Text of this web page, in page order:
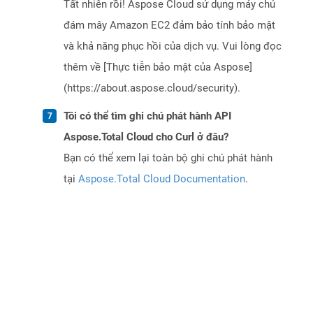
Tất nhiên rồi! Aspose Cloud sử dụng máy chủ
đám mây Amazon EC2 đảm bảo tính bảo mật
và khả năng phục hồi của dịch vụ. Vui lòng đọc
thêm về [Thực tiễn bảo mật của Aspose]
(https://about.aspose.cloud/security).
Tôi có thể tìm ghi chú phát hành API
Aspose.Total Cloud cho Curl ở đâu?
Bạn có thể xem lại toàn bộ ghi chú phát hành
tại Aspose.Total Cloud Documentation.